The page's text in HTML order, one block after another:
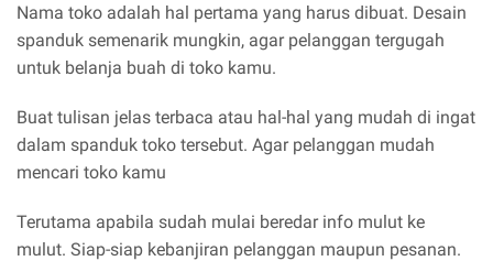
Nama toko adalah hal pertama yang harus dibuat. Desain
spanduk semenarik mungkin, agar pelanggan tergugah
untuk belanja buah di toko kamu.
Buat tulisan jelas terbaca atau hal-hal yang mudah di ingat
dalam spanduk toko tersebut. Agar pelanggan mudah
mencari toko kamu
Terutama apabila sudah mulai beredar info mulut ke
mulut. Siap-siap kebanjiran pelanggan maupun pesanan.